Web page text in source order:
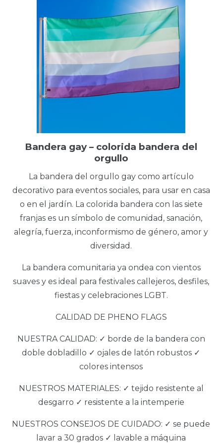
Bandera gay – colorida bandera del
orgullo
La bandera del orgullo gay como artículo
decorativo para eventos sociales, para usar en casa
o en el jardín. La colorida bandera con las siete
franjas es un símbolo de comunidad, sanación,
alegría, fuerza, inconformismo de género, amor y
diversidad.
La bandera comunitaria ya ondea con vientos
suaves y es ideal para festivales callejeros, desfiles,
fiestas y celebraciones LGBT.
CALIDAD DE PHENO FLAGS
NUESTRA CALIDAD: ✓ borde de la bandera con
doble dobladillo ✓ ojales de latón robustos ✓
colores intensos
NUESTROS MATERIALES: ✓ tejido resistente al
desgarro ✓ resistente a la intemperie
NUESTROS CONSEJOS DE CUIDADO: ✓ se puede
lavar a 30 grados ✓ lavable a máquina